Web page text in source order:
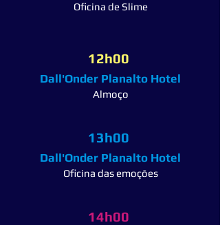
Oficina de Slime
12h00
Dall'Onder Planalto Hotel
Almoço
13h00
Dall'Onder Planalto Hotel
Oficina das emoções
14h00